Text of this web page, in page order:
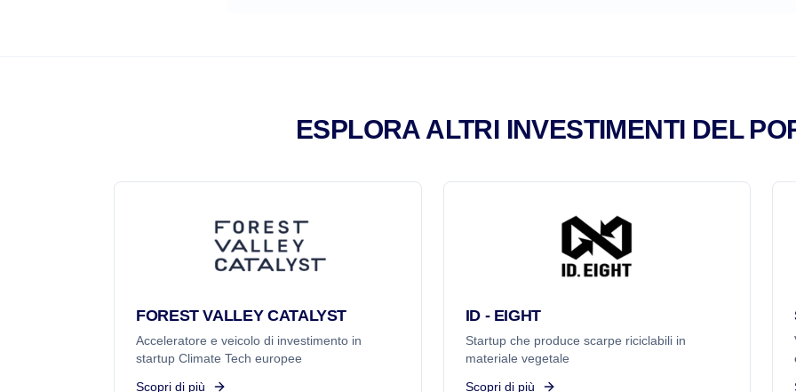
ESPLORA ALTRI INVESTIMENTI DEL
FOREST VALLEY CATALYST
Acceleratore e veicolo di investimento in
startup Climate Tech europee
Scopri di più
ID - EIGHT
Startup che produce scarpe riciclabili in
materiale vegetale
Scopri di più